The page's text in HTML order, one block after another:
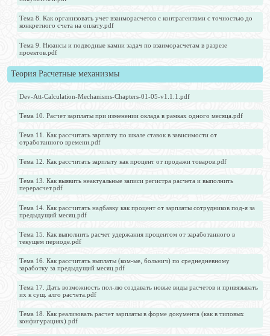
Тема 8. Как организовать учет взаиморасчетов с контрагентами с точностью до
конкретного счета на оплату.pdf
Тема 9. Нюансы и подводные камни задач по взаиморасчетам в разрезе
проектов.pdf
Теория Расчетные механизмы
Dev-Att-Calculation-Mechanisms-Chapters-01-05-v1.1.1.pdf
Тема 10. Расчет зарплаты при изменении оклада в рамках одного месяца.pdf
Тема 11. Как рассчитать зарплату по шкале ставок в зависимости от
отработанного времени.pdf
Тема 12. Как рассчитать зарплату как процент от продажи товаров.pdf
Тема 13. Как выявить неактуальные записи регистра расчета и выполнить
перерасчет.pdf
Тема 14. Как рассчитать надбавку как процент от зарплаты сотрудников под-я за
предыдущий месяц.pdf
Тема 15. Как выполнить расчет удержания процентом от заработанного в
текущем периоде.pdf
Тема 16. Как рассчитать выплаты (ком-ые, больнич) по среднедневному
заработку за предыдущий месяц.pdf
Тема 17. Дать возможность пол-лю создавать новые виды расчетов и привязывать
их к сущ. алго расчета.pdf
Тема 18. Как реализовать расчет зарплаты в форме документа (как в типовых
конфигурациях).pdf